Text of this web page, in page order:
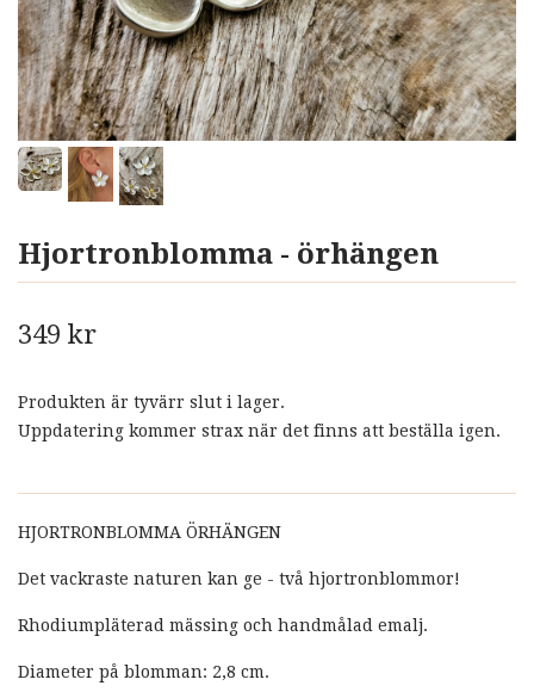
Hjortronblomma - örhängen
349 kr
Produkten är tyvärr slut i lager.
Uppdatering kommer strax när det finns att beställa igen.
HJORTRONBLOMMA ÖRHÄNGEN
Det vackraste naturen kan ge - två hjortronblommor!
Rhodiumpläterad mässing och handmålad emalj.
Diameter på blomman: 2,8 cm.